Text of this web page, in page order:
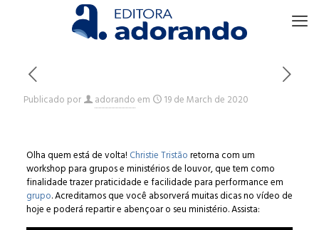
Publicado por adorandoem 19 de March de 2020
Olha quem está de volta! Christie Tristãoretorna com um
workshop para grupos e ministérios de louvor, que tem como
finalidade trazer praticidade e facilidade para performance em
grupo. Acreditamos que você absorverá muitas dicas no vídeo de
hoje e poderá repartir e abençoar o seu ministério. Assista: